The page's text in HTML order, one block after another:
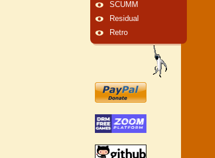
SCUMM
Residual
Retro